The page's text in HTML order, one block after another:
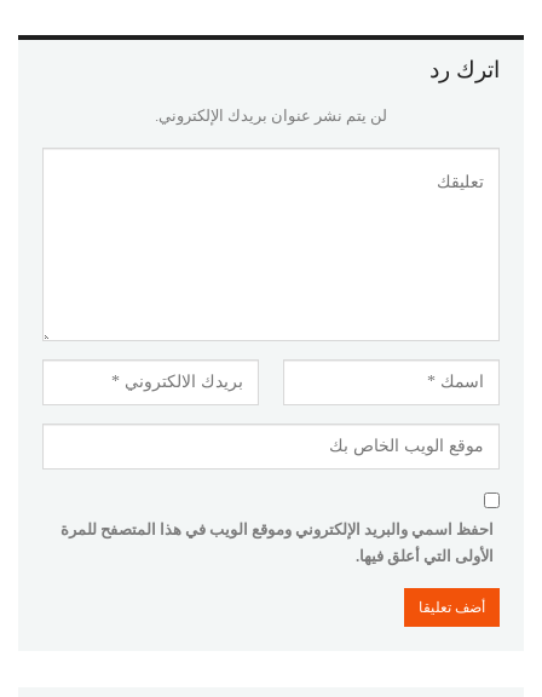
اترك رد
لن يتم نشر عنوان بريدك الإلكتروني.
احفظ اسمي والبريد الإلكتروني وموقع الويب في هذا المتصفح للمرة
الأولى التي أعلق فيها.